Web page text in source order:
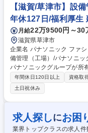
の高い「魅せる警備」が身につきます。 募集
送】★未経験歓迎★充実の
【滋賀/草津市】設
年休127日/福利厚生
月給22万9500円～30
滋賀県草津市
企業名 パナソニック ファシリティーズ株
備管理（工場）/パナソニックグ
パナソニックグループが所
お任せいたします。年間
月程度です。働き方を改善し
物における機械設備（空調
の日常・定期・法定点検業
業等 ※建物の改変を伴う業務は含まない 募集職
理（工場）/パナソニック
年間休日120日以上 資格取
土日祝休み
求人探しにお困
業界トップクラスの求人件